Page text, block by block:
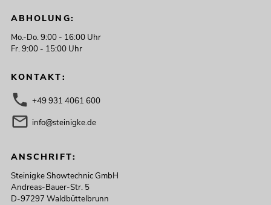
ABHOLUNG:
Mo.-Do. 9:00 - 16:00 Uhr
Fr. 9:00 - 15:00 Uhr
KONTAKT:
+49 931 4061 600
info@steinigke.de
ANSCHRIFT:
Steinigke Showtechnic GmbH
Andreas-Bauer-Str. 5
D-97297 Waldbüttelbrunn